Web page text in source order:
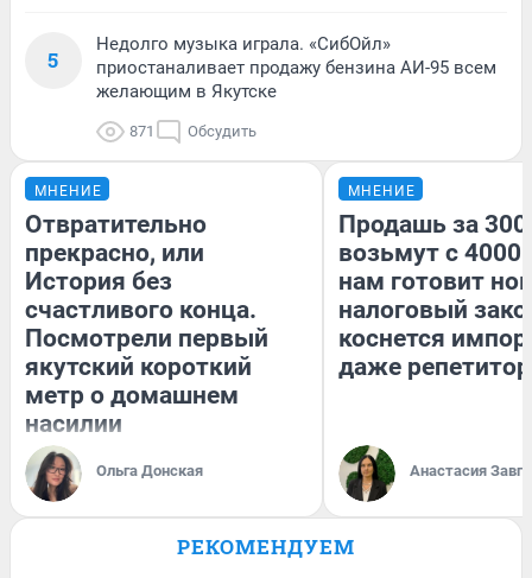
5
Недолго музыка играла. «СибОйл»
приостаналивает продажу бензина АИ-95 всем
желающим в Якутске
871 Обсудить
МНЕНИЕ
Отвратительно
прекрасно, или
История без
счастливого конца.
Посмотрели первый
якутский короткий
метр о домашнем
насилии
Ольга Донская
МНЕНИЕ
Продашь за
возьмут с
нам готовит
налоговый
коснется
даже
Анастасия
РЕКОМЕНДУЕМ